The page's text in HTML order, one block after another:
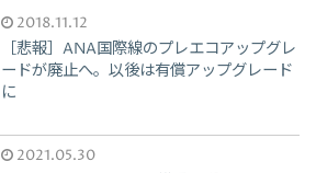
2018.11.12
［悲報］ANA国際線のプレエコアップグレ
ードが廃止へ。以後は有償アップグレード
に
2021.05.30